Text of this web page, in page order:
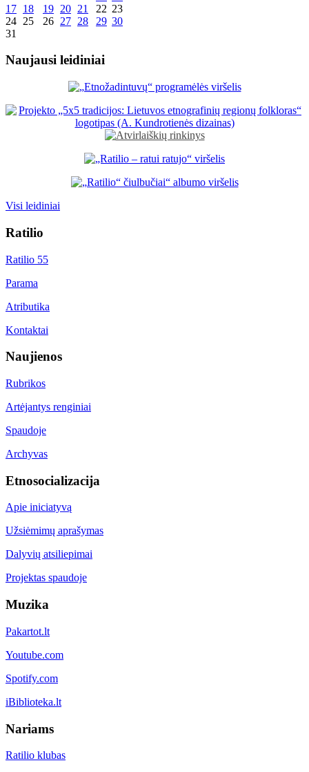
17 18 19 20 21 22 23
24 25 26 27 28 29 30
31
Naujausi leidiniai
Visi leidiniai
Ratilio
Ratilio 55
Parama
Atributika
Kontaktai
Naujienos
Rubrikos
Artėjantys renginiai
Spaudoje
Archyvas
Etnosocializacija
Apie iniciatyvą
Užsiėmimų aprašymas
Dalyvių atsiliepimai
Projektas spaudoje
Muzika
Pakartot.lt
Youtube.com
Spotify.com
iBiblioteka.lt
Nariams
Ratilio klubas